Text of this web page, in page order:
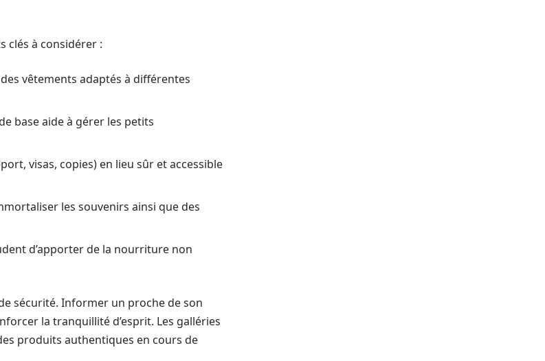
clés à considérer :
vêtements adaptés à différentes
base aide à gérer les petits
visas, copies) en lieu sûr et accessible
les souvenirs ainsi que des
d’apporter de la nourriture non
sécurité. Informer un proche de son
la tranquillité d’esprit. Les galléries
produits authentiques en cours de